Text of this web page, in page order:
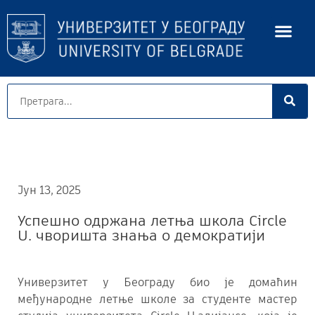
Јун 13, 2025
Успешно одржана летња школа Circle
U. чворишта знања о демократији
Универзитет у Београду био је домаћин
међународне летње школе за студенте мастер